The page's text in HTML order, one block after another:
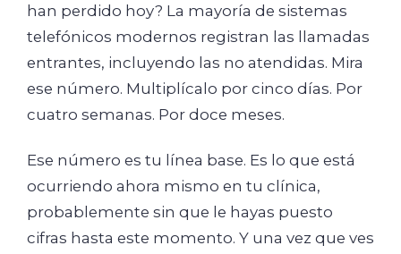
han perdido hoy? La mayoría de sistemas
telefónicos modernos registran las llamadas
entrantes, incluyendo las no atendidas. Mira
ese número. Multiplícalo por cinco días. Por
cuatro semanas. Por doce meses.
Ese número es tu línea base. Es lo que está
ocurriendo ahora mismo en tu clínica,
probablemente sin que le hayas puesto
cifras hasta este momento. Y una vez que ves